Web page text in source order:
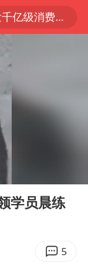
“电影+”如何激发千亿级消费新活力？
“今天得有40℃了吧 为啥还不预警”
到底有多火
学员晨练
5